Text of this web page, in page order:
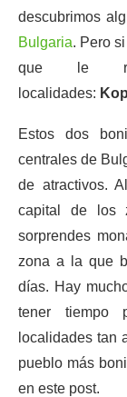
descubrimos
Bulgaria. Pero
que le
localidades:
Estos dos
centrales de
de atractivos.
capital de los
sorprendes
zona a la que
días. Hay
tener tiempo
localidades tan
pueblo más
en este post.